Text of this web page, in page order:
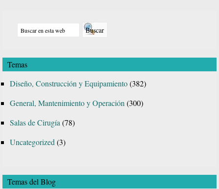
lateral
web
Temas
Diseño, Construcción y Equipamiento(382)
General, Mantenimiento y Operación (300)
Salas de Cirugía (78)
Uncategorized (3)
Temas del Blog